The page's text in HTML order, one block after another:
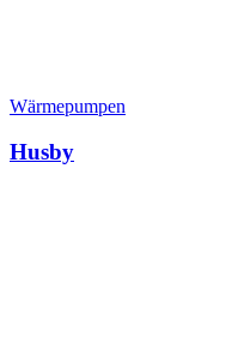
Wärmepumpen
Husby